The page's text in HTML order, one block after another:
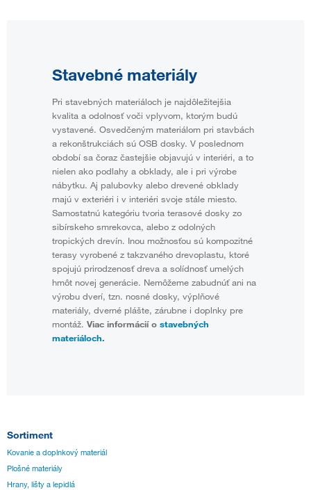
Stavebné materiály
Pri stavebných materiáloch je najdôležitejšia
kvalita a odolnosť voči vplyvom, ktorým budú
vystavené. Osvedčeným materiálom pri stavbách
a rekonštrukciách sú OSB dosky. V poslednom
období sa čoraz častejšie objavujú v interiéri, a to
nielen ako podlahy a obklady, ale i pri výrobe
nábytku. Aj palubovky alebo drevené obklady
majú v exteriéri i v interiéri svoje stále miesto.
Samostatnú kategóriu tvoria terasové dosky zo
sibírskeho smrekovca, alebo z odolných
tropických drevín. Inou možnosťou sú kompozitné
terasy vyrobené z takzvaného drevoplastu, ktoré
spojujú prirodzenosť dreva a solídnosť umelých
hmôt novej generácie. Nemôžeme zabudnúť ani na
výrobu dverí, tzn. nosné dosky, výplňové
materiály, dverné plášte, zárubne i doplnky pre
montáž. Viac informácií o stavebných
materiáloch.
Sortiment
Kovanie a doplnkový materiál
Plošné materiály
Hrany, lišty a lepidlá